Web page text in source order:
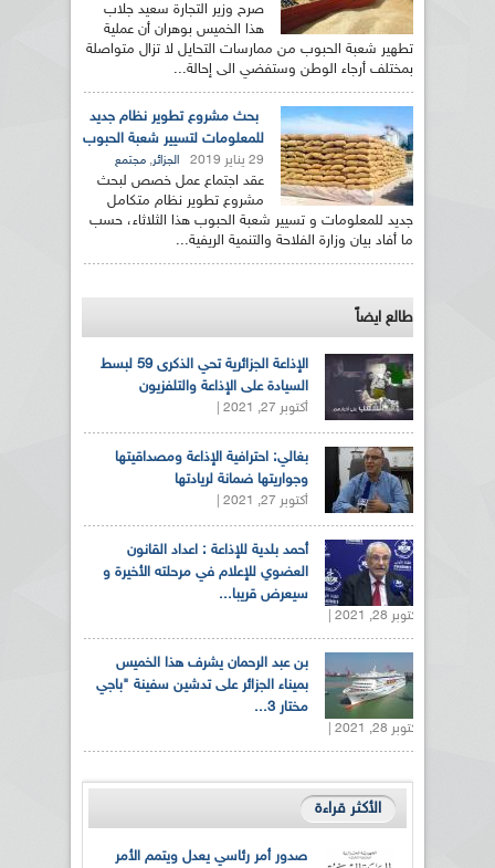
صرح وزير التجارة سعيد جلاب
هذا الخميس بوهران أن عملية
تطهير شعبة الحبوب من ممارسات التحايل لا تزال متواصلة
بمختلف أرجاء الوطن وستفضي الى إحالة...
بحث مشروع تطوير نظام جديد
للمعلومات لتسيير شعبة الحبوب
29 يناير 2019 الجزائر, مجتمع
عقد اجتماع عمل خصص لبحث
مشروع تطوير نظام متكامل
جديد للمعلومات و تسيير شعبة الحبوب هذا الثلاثاء، حسب
ما أفاد بيان وزارة الفلاحة والتنمية الريفية...
طالع ايضاً
الإذاعة الجزائرية تحي الذكرى 59 لبسط
السيادة على الإذاعة والتلفزيون
أكتوبر 27, 2021 |
بغالي: احترافية الإذاعة ومصداقيتها
وجواريتها ضمانة لريادتها
أكتوبر 27, 2021 |
أحمد بلدية للإذاعة : اعداد القانون
العضوي للإعلام في مرحلته الأخيرة و
سيعرض قريبا...
أكتوبر 28, 2021 |
بن عبد الرحمان يشرف هذا الخميس
بميناء الجزائر على تدشين سفينة "باجي
مختار 3...
أكتوبر 28, 2021 |
الأكثر قراءة
صدور أمر رئاسي يعدل ويتمم الأمر